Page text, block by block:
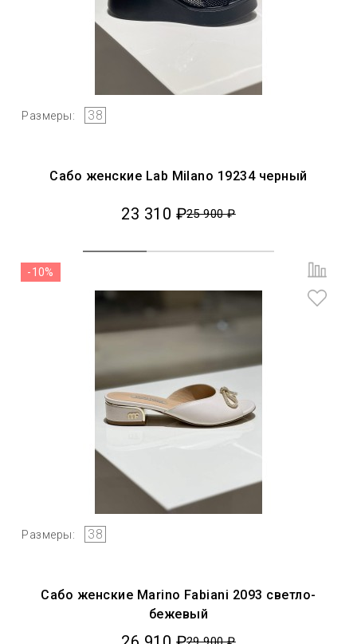
Размеры: 38
Сабо женские Lab Milano 19234 черный
23 310 ₽25 900 ₽
Размеры: 38
-10%
Сабо женские Marino Fabiani 2093 светло-
бежевый